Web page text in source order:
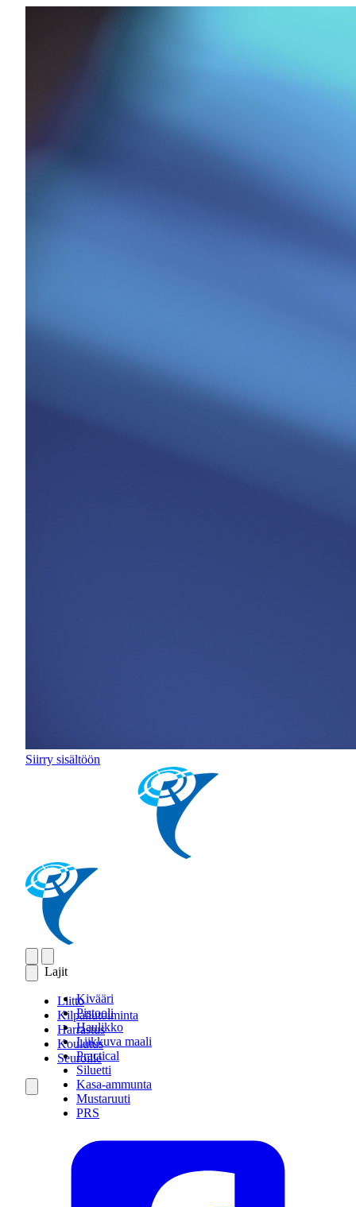
Siirry sisältöön
Lajit
Kivääri
Pistooli
Haulikko
Liikkuva maali
Practical
Siluetti
Kasa-ammunta
Mustaruuti
PRS
Liitto
Kilpailutoiminta
Harrastus
Koulutus
Seuroille